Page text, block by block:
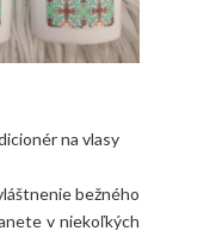
na vlasy
bežného
v niekoľkých